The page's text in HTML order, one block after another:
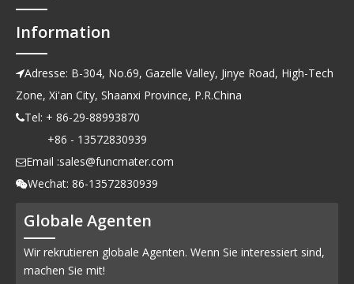
Information
Adresse: B-304, No.69, Gazelle Valley, Jinye Road, High-Tech
Zone, Xi'an City, Shaanxi Province, P.R.China
Tel: + 86-29-88993870
+86 - 13572830939
Email :sales@funcmater.com
Wechat: 86-13572830939
Globale Agenten
Wir rekrutieren globale Agenten. Wenn Sie interessiert sind,
machen Sie mit!